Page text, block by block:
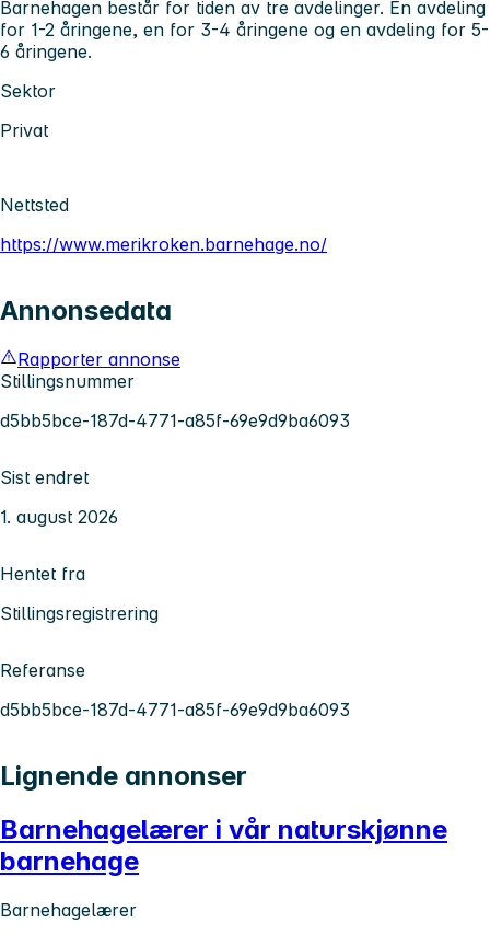
Barnehagen består for tiden av tre avdelinger. En avdeling
for 1-2 åringene, en for 3-4 åringene og en avdeling for 5-
6 åringene.
Sektor
Privat
Nettsted
https://www.merikroken.barnehage.no/
Annonsedata
Rapporter annonse
Stillingsnummer
d5bb5bce-187d-4771-a85f-69e9d9ba6093
Sist endret
1. august 2026
Hentet fra
Stillingsregistrering
Referanse
d5bb5bce-187d-4771-a85f-69e9d9ba6093
Lignende annonser
Barnehagelærer i vår naturskjønne
barnehage
Barnehagelærer